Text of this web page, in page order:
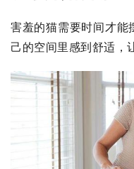
害羞的猫需要时间才能
己的空间里感到舒适，